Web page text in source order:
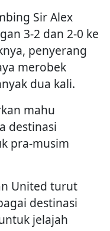
Sir Alex
3-2 dan 2-0 ke
penyerang
merobek
dua kali.
mahu
destinasi
pra-musim
United turut
destinasi
jelajah